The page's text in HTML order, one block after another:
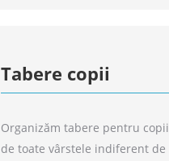
Tabere copii
Organizăm tabere pentru copii
de toate vârstele indiferent de